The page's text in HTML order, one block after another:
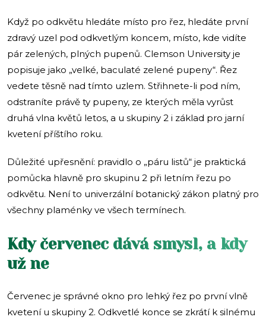
Když po odkvětu hledáte místo pro řez, hledáte první
zdravý uzel pod odkvetlým koncem, místo, kde vidíte
pár zelených, plných pupenů. Clemson University je
popisuje jako „velké, baculaté zelené pupeny“. Řez
vedete těsně nad tímto uzlem. Střihnete-li pod ním,
odstraníte právě ty pupeny, ze kterých měla vyrůst
druhá vlna květů letos, a u skupiny 2 i základ pro jarní
kvetení příštího roku.
Důležité upřesnění: pravidlo o „páru listů“ je praktická
pomůcka hlavně pro skupinu 2 při letním řezu po
odkvětu. Není to univerzální botanický zákon platný pro
všechny plaménky ve všech termínech.
Kdy červenec dává smysl, a kdy
už ne
Červenec je správné okno pro lehký řez po první vlně
kvetení u skupiny 2. Odkvetlé konce se zkrátí k silnému